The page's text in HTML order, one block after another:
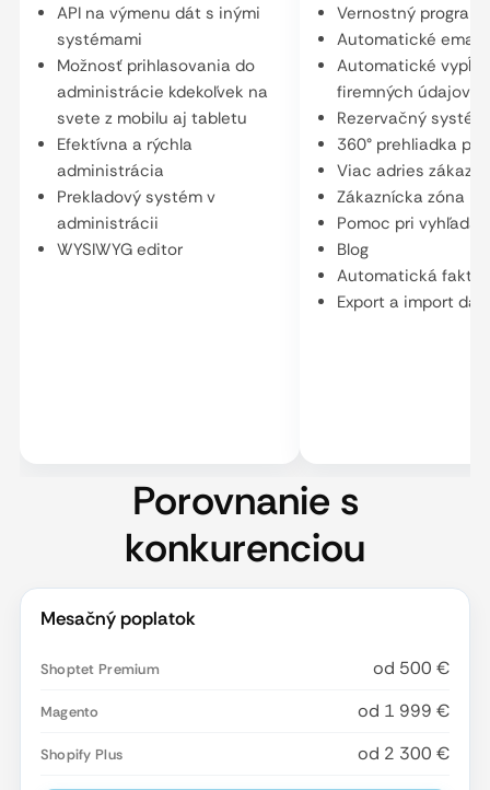
API na výmenu dát s inými
systémami
Možnosť prihlasovania do
administrácie kdekoľvek na
svete z mobilu aj tabletu
Efektívna a rýchla
administrácia
Prekladový systém v
administrácii
WYSIWYG editor
Vernostný program
Automatické emaily
Automatické
firemných údajov
Rezervačný systém
360° prehliadka
Viac adries
Zákaznícka zóna
Pomoc pri
Blog
Automatická
Export a import dát
Porovnanie s
konkurenciou
Mesačný poplatok
od 500 €
od 1 999 €
od 2 300 €